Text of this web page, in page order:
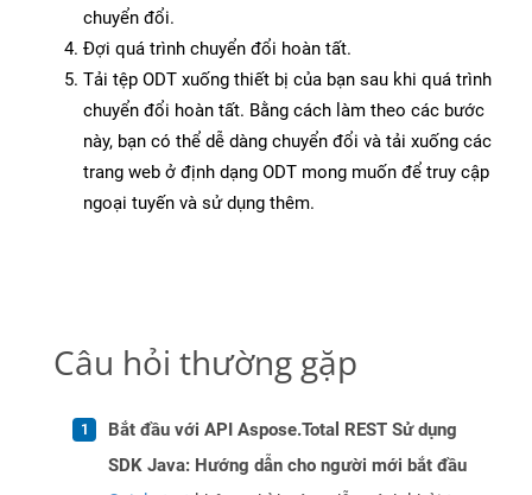
chuyển đổi.
Đợi quá trình chuyển đổi hoàn tất.
Tải tệp ODT xuống thiết bị của bạn sau khi quá trình
chuyển đổi hoàn tất. Bằng cách làm theo các bước
này, bạn có thể dễ dàng chuyển đổi và tải xuống các
trang web ở định dạng ODT mong muốn để truy cập
ngoại tuyến và sử dụng thêm.
Câu hỏi thường gặp
Bắt đầu với API Aspose.Total REST Sử dụng
SDK Java: Hướng dẫn cho người mới bắt đầu